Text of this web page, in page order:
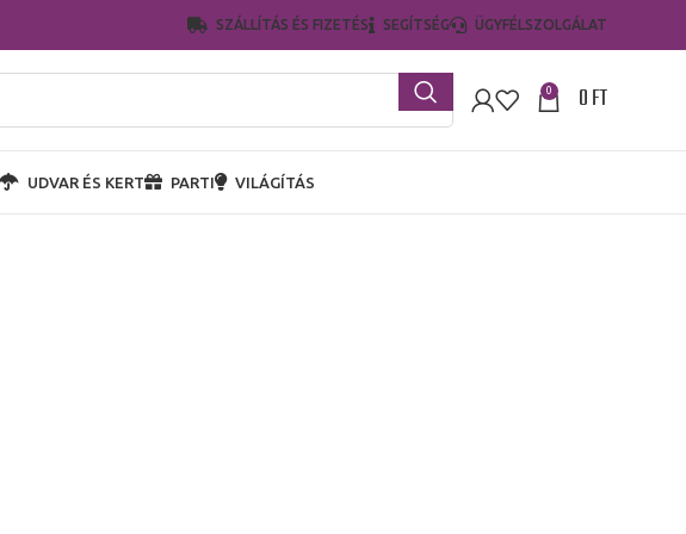
SZÁLLÍTÁS ÉS FIZETÉS SEGÍTSÉG ÜGYFÉLSZOLGÁLAT
0 0FT
UDVAR ÉS KERT PARTI VILÁGÍTÁS